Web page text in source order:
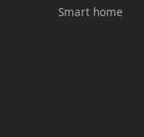
Smart home